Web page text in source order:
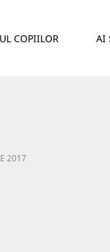
COPIILOR AI
2017